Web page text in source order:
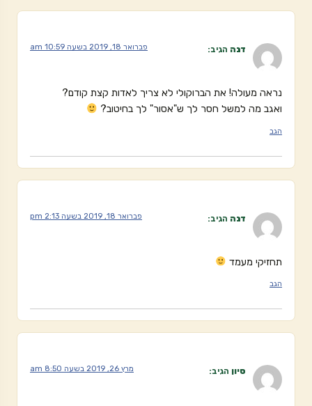
דנה הגיב: פברואר 18, 2019 בשעה 10:59 am
נראה מעולה! את הברוקולי לא צריך לאדות קצת קודם?
ואגב מה למשל חסר לך ש"אסור" לך בחיטוב?
הגב
דנה הגיב: פברואר 18, 2019 בשעה 2:13 pm
תחזיקי מעמד
הגב
סיון הגיב: מרץ 26, 2019 בשעה 8:50 am